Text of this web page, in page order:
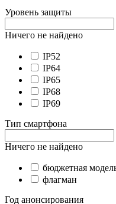
Уровень защиты
Ничего не найдено
IP52
IP64
IP65
IP68
IP69
Тип смартфона
Ничего не найдено
бюджетная
флагман
Год анонсирования